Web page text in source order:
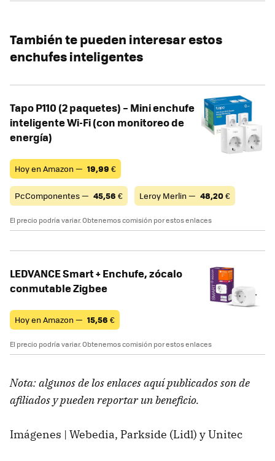
También te pueden interesar estos
enchufes inteligentes
Tapo P110 (2 paquetes) – Mini enchufe
inteligente Wi-Fi (con monitoreo de
energía)
Hoy en Amazon — 19,99 €
PcComponentes — 45,56 € Leroy Merlin — 48,20€
El precio podría variar. Obtenemos comisión por estos enlaces
LEDVANCE Smart + Enchufe, zócalo
conmutable Zigbee
Hoy en Amazon — 15,56 €
El precio podría variar. Obtenemos comisión por estos enlaces
Nota: algunos de los enlaces aquí publicados son de
afiliados y pueden reportar un beneficio.
Imágenes | Webedia, Parkside (Lidl) y Unitec